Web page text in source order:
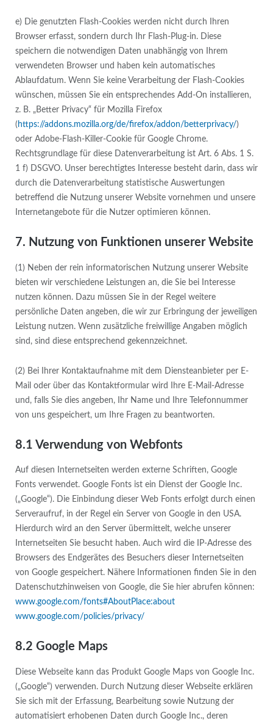
e) Die genutzten Flash-Cookies werden nicht durch Ihren
Browser erfasst, sondern durch Ihr Flash-Plug-in. Diese
speichern die notwendigen Daten unabhängig von Ihrem
verwendeten Browser und haben kein automatisches
Ablaufdatum. Wenn Sie keine Verarbeitung der Flash-Cookies
wünschen, müssen Sie ein entsprechendes Add-On installieren,
z. B. „Better Privacy“ für Mozilla Firefox
( https://addons.mozilla.org/de/firefox/addon/betterprivacy/)
oder Adobe-Flash-Killer-Cookie für Google Chrome.
Rechtsgrundlage für diese Datenverarbeitung ist Art. 6 Abs. 1 S.
1 f) DSGVO. Unser berechtigtes Interesse besteht darin, dass wir
durch die Datenverarbeitung statistische Auswertungen
betreffend die Nutzung unserer Website vornehmen und unsere
Internetangebote für die Nutzer optimieren können.
7. Nutzung von Funktionen unserer Website
(1) Neben der rein informatorischen Nutzung unserer Website
bieten wir verschiedene Leistungen an, die Sie bei Interesse
nutzen können. Dazu müssen Sie in der Regel weitere
persönliche Daten angeben, die wir zur Erbringung der jeweiligen
Leistung nutzen. Wenn zusätzliche freiwillige Angaben möglich
sind, sind diese entsprechend gekennzeichnet.
(2) Bei Ihrer Kontaktaufnahme mit dem Diensteanbieter per E-
Mail oder über das Kontaktformular wird Ihre E-Mail-Adresse
und, falls Sie dies angeben, Ihr Name und Ihre Telefonnummer
von uns gespeichert, um Ihre Fragen zu beantworten.
8.1 Verwendung von Webfonts
Auf diesen Internetseiten werden externe Schriften, Google
Fonts verwendet. Google Fonts ist ein Dienst der Google Inc.
(„Google“). Die Einbindung dieser Web Fonts erfolgt durch einen
Serveraufruf, in der Regel ein Server von Google in den USA.
Hierdurch wird an den Server übermittelt, welche unserer
Internetseiten Sie besucht haben. Auch wird die IP-Adresse des
Browsers des Endgerätes des Besuchers dieser Internetseiten
von Google gespeichert. Nähere Informationen finden Sie in den
Datenschutzhinweisen von Google, die Sie hier abrufen können:
www.google.com/fonts#AboutPlace:about
www.google.com/policies/privacy/
8.2 Google Maps
Diese Webseite kann das Produkt Google Maps von Google Inc.
(„Google“) verwenden. Durch Nutzung dieser Webseite erklären
Sie sich mit der Erfassung, Bearbeitung sowie Nutzung der
automatisiert erhobenen Daten durch Google Inc., deren